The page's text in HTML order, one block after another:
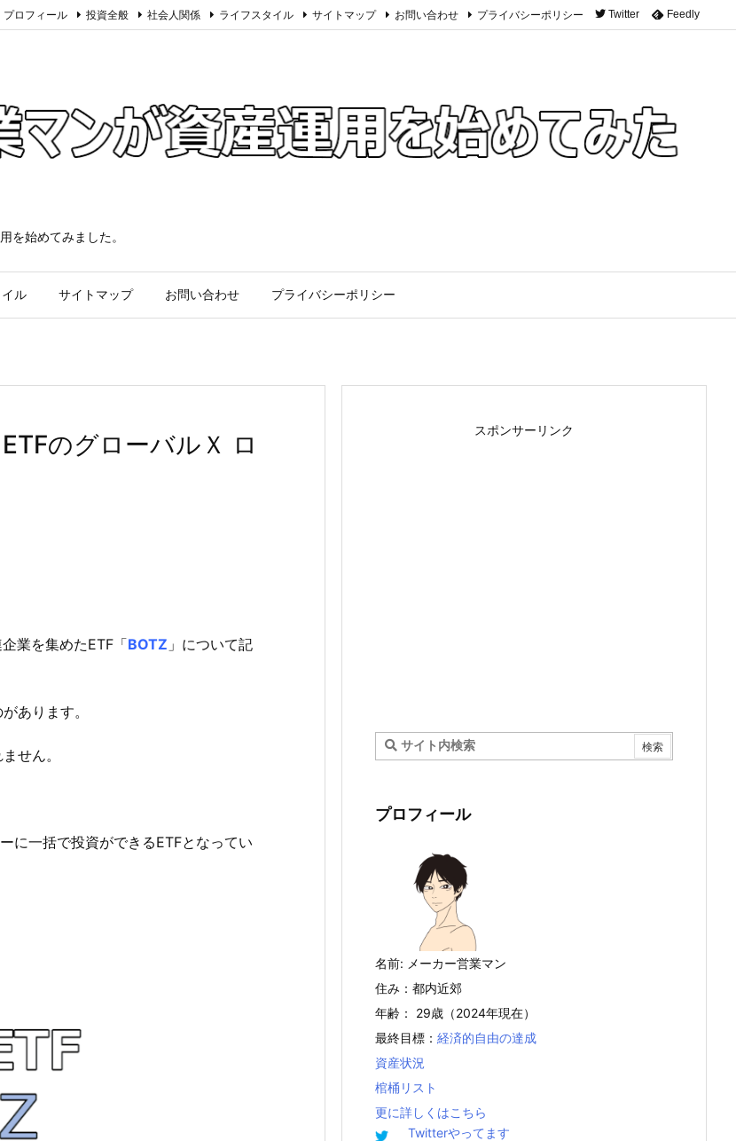
を始めてみました。
ル サイトマップ お問い合わせ プライバシーポリシー
プロフィール 投資全般 社会人関係 ライフスタイル サイトマップ お問い合わせ プライバシーポリシー Twitter Feedly
のグローバルＸ ロ
業を集めたETF「BOTZ 」について記
あります。
せん。
に一括で投資ができるETFとなってい
スポンサーリンク
プロフィール
名前: メーカー営業マン
住み：都内近郊
年齢： 29歳（2024年現在）
最終目標： 経済的自由の達成
資産状況
棺桶リスト
更に詳しくはこちら
Twitterやってます